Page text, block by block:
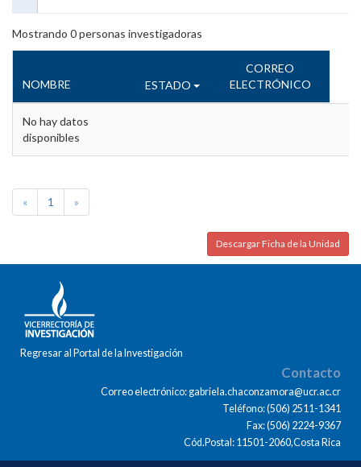
Mostrando 0personas investigadoras
NOMBRE ESTADO
CORREO
ELECTRÓNICO
No hay datos
disponibles
« 1 »
Descargar Ficha de la Unidad
Regresar al Portal de la Investigación
Contacto
Correo electrónico: gabriela.chaconzamora@ucr.ac.cr
Teléfono: (506) 2511-1341
Fax: (506) 2224-9367
Cód.Postal: 11501-2060,Costa Rica